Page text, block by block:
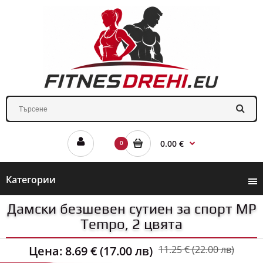
0 0.00 €
Категории
Дамски безшевен сутиен за спорт MP
Tempo, 2 цвята
Цена:8.69 € (17.00 лв) 11.25 € (22.00 лв)